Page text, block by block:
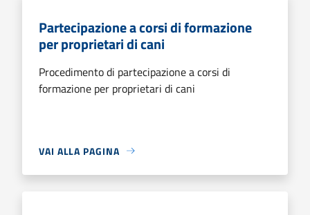
Partecipazione a corsi di formazione
per proprietari di cani
Procedimento di partecipazione a corsi di
formazione per proprietari di cani
VAI ALLA PAGINA